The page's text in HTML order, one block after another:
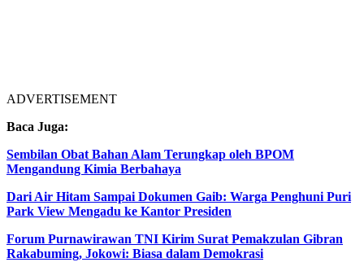
ADVERTISEMENT
Baca Juga:
Sembilan Obat Bahan Alam Terungkap oleh BPOM
Mengandung Kimia Berbahaya
Dari Air Hitam Sampai Dokumen Gaib: Warga Penghuni Puri
Park View Mengadu ke Kantor Presiden
Forum Purnawirawan TNI Kirim Surat Pemakzulan Gibran
Rakabuming, Jokowi: Biasa dalam Demokrasi